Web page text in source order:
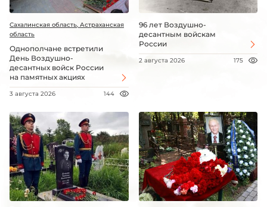
Сахалинская область, Астраханская
область
Однополчане встретили
День Воздушно-
десантных войск России
на памятных акциях
3 августа 2026 144
96 лет Воздушно-
десантным войскам
России
2 августа 2026 175